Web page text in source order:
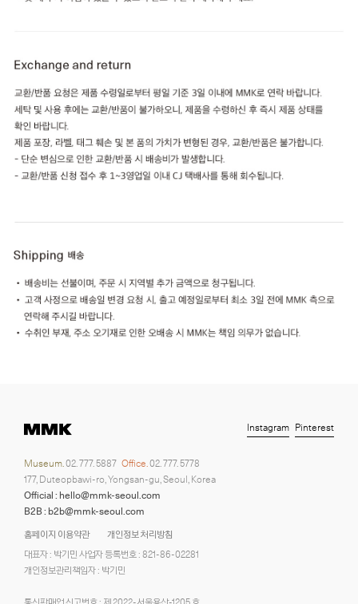
홈페이지 이용약관
개인정보 처리방침
대표자 : 박기민 사업자 등록번호 : 821-86-02281
개인정보관리책임자 : 박기민
Museum.02. 777. 5887 Office.02. 777. 5778
177, Duteopbawi-ro, Yongsan-gu, Seoul, Korea
Official : hello@mmk-seoul.com
B2B : b2b@mmk-seoul.com
Instagram Pinterest